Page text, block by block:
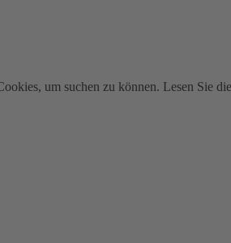
um suchen zu können. Lesen Sie